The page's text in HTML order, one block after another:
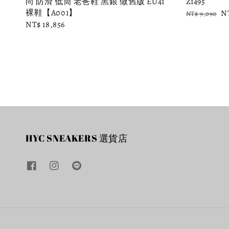
裸鞋【A001】
Regular
NT$ 18,856
Regular
NT$ 9,090
HYC SNEAKERS 選貨店